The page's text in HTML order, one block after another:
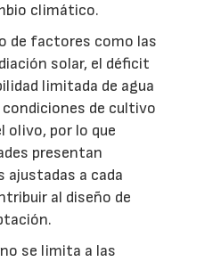
climático.
de factores como las
solar, el déficit
limitada de agua
de cultivo
olivo, por lo que
presentan
a cada
al diseño de
se limita a las